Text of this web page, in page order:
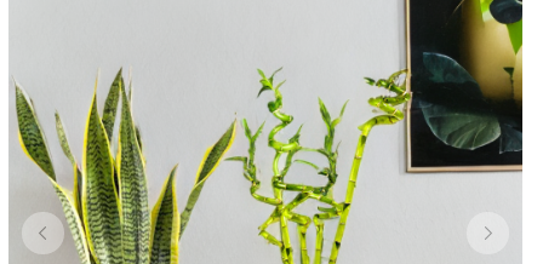
DIŞ MEKAN BITKILERI
HEDIYE GÖNDER
TOPRAK & GÜBRE